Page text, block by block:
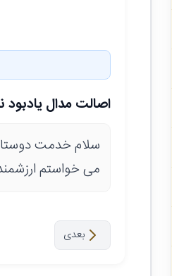
اصالت مدال یادبود
سلام خدمت
می خواستم
بعدی